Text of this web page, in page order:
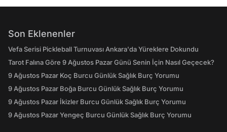
Son Eklenenler
Vefa Serisi Pickleball Turnuvası Ankara'da Yüreklere Dokundu
Tarot Falına Göre 9 Ağustos Pazar Günü Senin İçin Nasıl Geçecek?
9 Ağustos Pazar Koç Burcu Günlük Sağlık Burç Yorumu
9 Ağustos Pazar Boğa Burcu Günlük Sağlık Burç Yorumu
9 Ağustos Pazar İkizler Burcu Günlük Sağlık Burç Yorumu
9 Ağustos Pazar Yengeç Burcu Günlük Sağlık Burç Yorumu